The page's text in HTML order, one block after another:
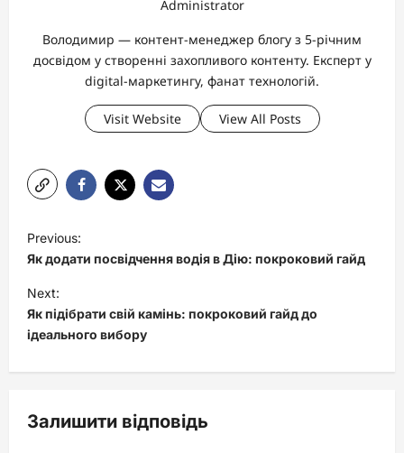
Administrator
Володимир — контент-менеджер блогу з 5-річним
досвідом у створенні захопливого контенту. Експерт у
digital-маркетингу, фанат технологій.
Visit Website View All Posts
o
s
t
n
a
i
Previous:
Як додати посвідчення водія в Дію: покроковий гайд
Next:
Як підібрати свій камінь: покроковий гайд до
ідеального вибору
Залишити відповідь